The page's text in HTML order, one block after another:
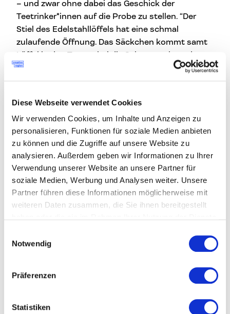
Diese Webseite verwendet Cookies
Wir verwenden Cookies, um Inhalte und Anzeigen zu
personalisieren, Funktionen für soziale Medien anbieten
zu können und die Zugriffe auf unsere Website zu
analysieren. Außerdem geben wir Informationen zu Ihrer
Verwendung unserer Website an unsere Partner für
soziale Medien, Werbung und Analysen weiter. Unsere
Partner führen diese Informationen möglicherweise mit
weiteren Daten zusammen, die Sie ihnen bereitgestellt
Notwendig
Präferenzen
Statistiken
– und zwar ohne dabei das Geschick der
Teetrinker*innen auf die Probe zu stellen. “Der
Stiel des Edelstahllöffels hat eine schmal
zulaufende Öffnung. Das Säckchen kommt samt
Löffel in den Tee, wobei die Schnur entlang der
Innenwölbung des Löffelstiels verläuft. Das
Etikett fixiert den Faden, damit er nicht ins heiße
gezogen hat, hebt man den Löffel aus der
Flüssigkeit, zieht am hinteren Ende der Schnur
und dabei den Teebeutel in die konische Öffnung
des Löffelstiels. Auf diese Weise drückt man die
verbleibende Flüssigkeit aus. Diese fließt über den
Löffel zurück in die Tasse. Voila!“
Neu? Ja! Neu/Zeug halt!